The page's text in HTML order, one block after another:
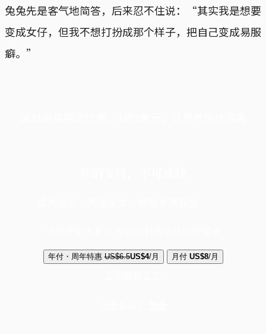
兔兔先是客气地简答，后来忍不住说：“其实我是想要
变成女仔，但我不想打扮成那个样子，把自己变成易服
癖。”
年付・周年特惠 US$6.5US$4/月 月付 US$8/月